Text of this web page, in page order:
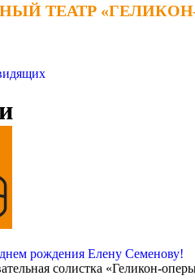
ТЕАТР
ТЕАТР
рождения Елену Семенову!
солистка «Геликон-